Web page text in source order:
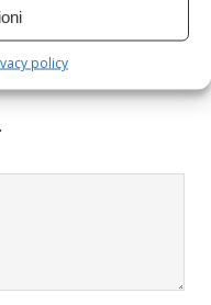
policy